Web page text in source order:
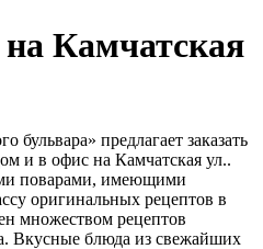
Камчатская
бульвара» предлагает заказать
и в офис на Камчатская ул..
поварами, имеющими
оригинальных рецептов в
множеством рецептов
Вкусные блюда из свежайших